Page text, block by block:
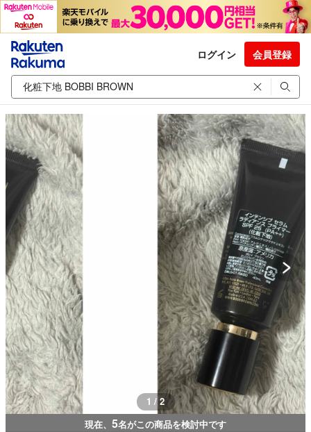
ログイン 会員登録
1 / 2
現在、 5名がこの商品を検討中です